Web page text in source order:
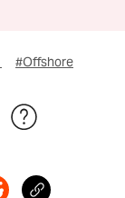
#Offshore